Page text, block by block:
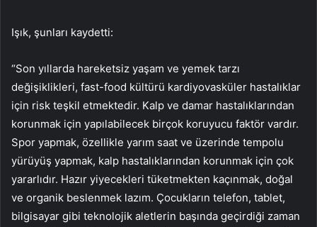
Işık, şunları kaydetti:
“Son yıllarda hareketsiz yaşam ve yemek tarzı
değişiklikleri, fast-food kültürü kardiyovasküler hastalıklar
için risk teşkil etmektedir. Kalp ve damar hastalıklarından
korunmak için yapılabilecek birçok koruyucu faktör vardır.
Spor yapmak, özellikle yarım saat ve üzerinde tempolu
yürüyüş yapmak, kalp hastalıklarından korunmak için çok
yararlıdır. Hazır yiyecekleri tüketmekten kaçınmak, doğal
ve organik beslenmek lazım. Çocukların telefon, tablet,
bilgisayar gibi teknolojik aletlerin başında geçirdiği zaman